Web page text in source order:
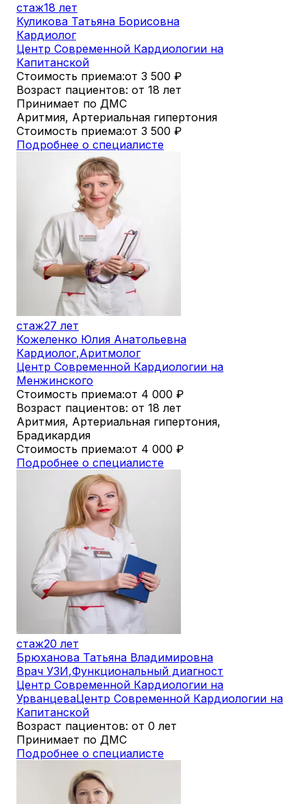
стаж18 лет
Куликова Татьяна Борисовна
Кардиолог
Центр Современной Кардиологии на
Капитанской
Стоимость приема:от 3 500 ₽
Возраст пациентов: от 18 лет
Принимает по ДМС
Аритмия, Артериальная гипертония
Стоимость приема:от 3 500 ₽
Подробнее о специалисте
стаж27 лет
Кожеленко Юлия Анатольевна
Кардиолог,Аритмолог
Центр Современной Кардиологии на
Менжинского
Стоимость приема:от 4 000 ₽
Возраст пациентов: от 18 лет
Аритмия, Артериальная гипертония,
Брадикардия
Стоимость приема:от 4 000 ₽
Подробнее о специалисте
стаж20 лет
Брюханова Татьяна Владимировна
Врач УЗИ,Функциональный диагност
Центр Современной Кардиологии на
УрванцеваЦентр Современной Кардиологии на
Капитанской
Возраст пациентов: от 0 лет
Принимает по ДМС
Подробнее о специалисте